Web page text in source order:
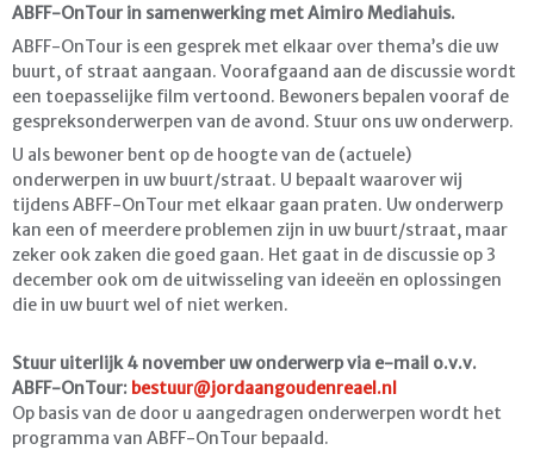
ABFF-OnTour in samenwerking met Aimiro Mediahuis.
ABFF-OnTour is een gesprek met elkaar over thema’s die uw
buurt, of straat aangaan. Voorafgaand aan de discussie wordt
een toepasselijke film vertoond. Bewoners bepalen vooraf de
gespreksonderwerpen van de avond. Stuur ons uw onderwerp.
U als bewoner bent op de hoogte van de (actuele)
onderwerpen in uw buurt/straat. U bepaalt waarover wij
tijdens ABFF-OnTour met elkaar gaan praten. Uw onderwerp
kan een of meerdere problemen zijn in uw buurt/straat, maar
zeker ook zaken die goed gaan. Het gaat in de discussie op 3
december ook om de uitwisseling van ideeën en oplossingen
die in uw buurt wel of niet werken.
Stuur uiterlijk 4 november uw onderwerp via e-mail o.v.v.
ABFF-OnTour: bestuur@jordaangoudenreael.nl
Op basis van de door u aangedragen onderwerpen wordt het
programma van ABFF-OnTour bepaald.